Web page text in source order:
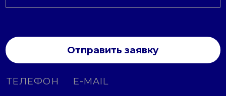
Отправить заявку
ТЕЛЕФОН E-MAIL